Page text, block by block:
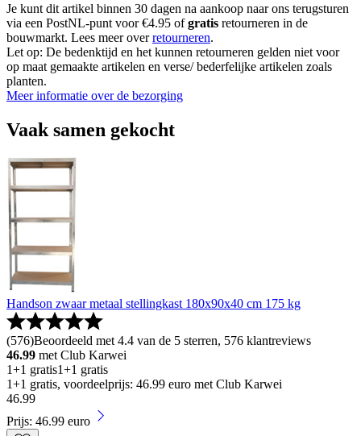
Je kunt dit artikel binnen 30 dagen na aankoop naar ons terugsturen
via een PostNL-punt voor €4.95 ofgratis retourneren in de
bouwmarkt. Lees meer overretourneren.
Let op: De bedenktijd en het kunnen retourneren gelden niet voor
op maat gemaakte artikelen en verse/ bederfelijke artikelen zoals
planten.
Meer informatie over de bezorging
Vaak samen gekocht
Handson zwaar metaal stellingkast 180x90x40 cm 175 kg
(576)Beoordeeld met 4.4 van de 5 sterren, 576 klantreviews
46.99 met Club Karwei
1+1 gratis1+1 gratis
1+1 gratis, voordeelprijs: 46.99 euro met Club Karwei
46.99
Prijs: 46.99 euro